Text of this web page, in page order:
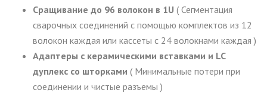
Сращивание до 96 волокон в 1U ( Сегментация
сварочных соединений с помощью комплектов из 12
волокон каждая или кассеты с 24 волокнами каждая )
Адаптеры с керамическими вставками и LC
дуплекс со шторками ( Минимальные потери при
соединении и чистые разъемы )